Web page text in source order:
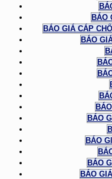
BÁO
BÁO GIÁ CÁP
BÁO
BÁO
BÁO
BÁO
BÁO